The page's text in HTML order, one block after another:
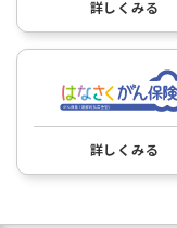
詳しくみる
詳しくみる